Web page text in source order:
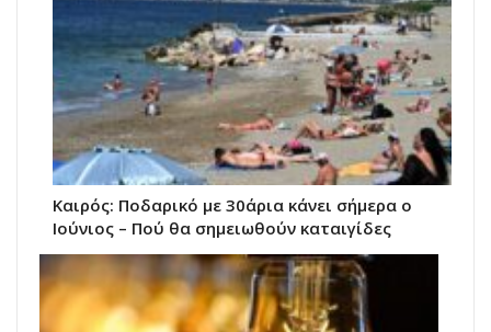
Καιρός: Ποδαρικό με 30άρια κάνει σήμερα ο
Ιούνιος – Πού θα σημειωθούν καταιγίδες